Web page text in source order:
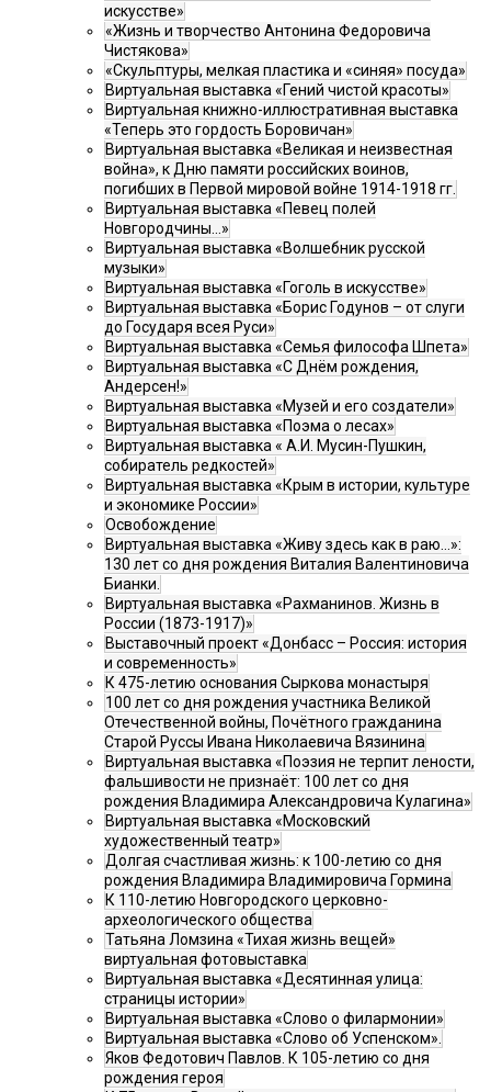
искусстве»
«Жизнь и творчество Антонина Федоровича
Чистякова»
«Скульптуры, мелкая пластика и «синяя» посуда»
Виртуальная выставка «Гений чистой красоты»
Виртуальная книжно-иллюстративная выставка
«Теперь это гордость Боровичан»
Виртуальная выставка «Великая и неизвестная
война», к Дню памяти российских воинов,
погибших в Первой мировой войне 1914-1918 гг.
Виртуальная выставка «Певец полей
Новгородчины…»
Виртуальная выставка «Волшебник русской
музыки»
Виртуальная выставка «Гоголь в искусстве»
Виртуальная выставка «Борис Годунов – от слуги
до Государя всея Руси»
Виртуальная выставка «Семья философа Шпета»
Виртуальная выставка «С Днём рождения,
Андерсен!»
Виртуальная выставка «Музей и его создатели»
Виртуальная выставка «Поэма о лесах»
Виртуальная выставка « А.И. Мусин-Пушкин,
собиратель редкостей»
Виртуальная выставка «Крым в истории, культуре
и экономике России»
Освобождение
Виртуальная выставка «Живу здесь как в раю…»:
130 лет со дня рождения Виталия Валентиновича
Бианки.
Виртуальная выставка «Рахманинов. Жизнь в
России (1873-1917)»
Выставочный проект «Донбасс – Россия: история
и современность»
К 475-летию основания Сыркова монастыря
100 лет со дня рождения участника Великой
Отечественной войны, Почётного гражданина
Старой Руссы Ивана Николаевича Вязинина
Виртуальная выставка «Поэзия не терпит лености,
фальшивости не признаёт: 100 лет со дня
рождения Владимира Александровича Кулагина»
Виртуальная выставка «Московский
художественный театр»
Долгая счастливая жизнь: к 100-летию со дня
рождения Владимира Владимировича Гормина
К 110-летию Новгородского церковно-
археологического общества
Татьяна Ломзина «Тихая жизнь вещей»
виртуальная фотовыставка
Виртуальная выставка «Десятинная улица:
страницы истории»
Виртуальная выставка «Слово о филармонии»
Виртуальная выставка «Слово об Успенском».
Яков Федотович Павлов. К 105-летию со дня
рождения героя